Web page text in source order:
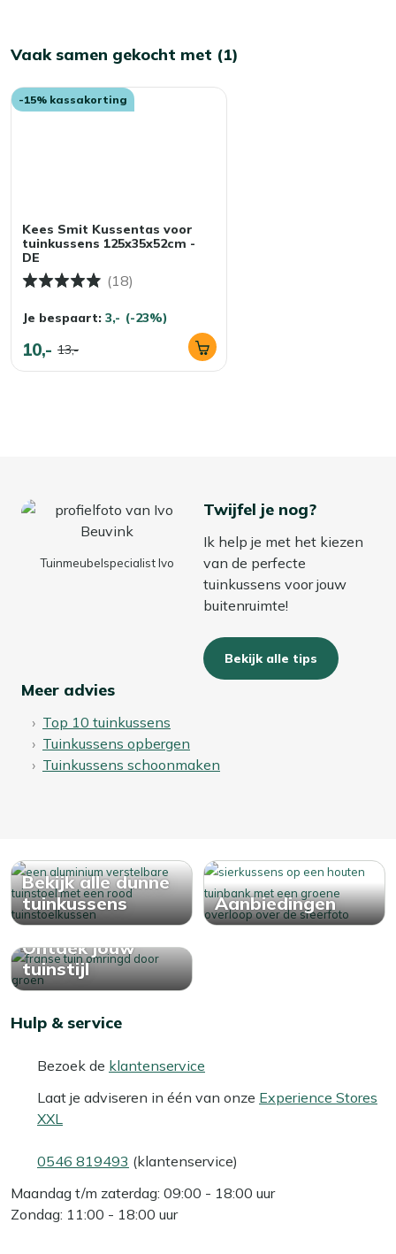
Vaak samen gekocht met (1)
-15% kassakorting
Kees Smit Kussentas voor
tuinkussens 125x35x52cm -
DE
(18)
Je bespaart: 3,- (-23%)
10,- 13,-
Tuinmeubelspecialist Ivo
Twijfel je nog?
Ik help je met het kiezen
van de perfecte
tuinkussens voor jouw
buitenruimte!
Bekijk alle tips
Meer advies
Top 10 tuinkussens
Tuinkussens opbergen
Tuinkussens schoonmaken
Bekijk alle dunne
tuinkussens
Aanbiedingen
Ontdek jouw
tuinstijl
Hulp & service
Bezoek de klantenservice
Laat je adviseren in één van onze Experience Stores
XXL
0546 819493 (klantenservice)
Maandag t/m zaterdag: 09:00 - 18:00 uur
Zondag: 11:00 - 18:00 uur